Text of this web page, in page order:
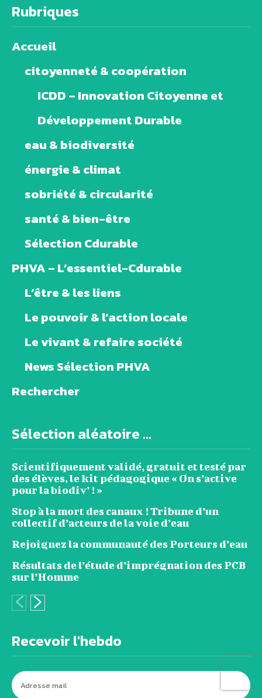
Rubriques
Accueil
citoyenneté & coopération
ICDD – Innovation Citoyenne et
Développement Durable
eau & biodiversité
énergie & climat
sobriété & circularité
santé & bien-être
Sélection Cdurable
PHVA – L’essentiel-Cdurable
L’être & les liens
Le pouvoir & l’action locale
Le vivant & refaire société
News Sélection PHVA
Rechercher
Sélection aléatoire ...
Scientifiquement validé, gratuit et testé par
des élèves, le kit pédagogique « On s’active
pour la biodiv’ ! »
Stop à la mort des canaux ! Tribune d’un
collectif d’acteurs de la voie d’eau
Rejoignez la communauté des Porteurs d’eau
Résultats de l’étude d’imprégnation des PCB
sur l’Homme
Recevoir l'hebdo